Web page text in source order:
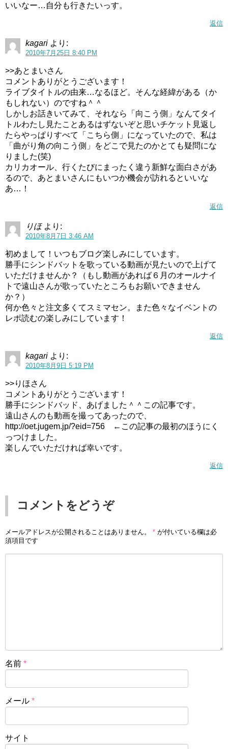
いいなー…自分も行きたいっす。
返信
kagari より:
2010年7月25日 8:40 PM
>>あとまいさん
コメントありがとうございます！
ライブタイトルの由来…なるほど。そんな経緯がある（か
もしれない）のですね＾＾
しかしお話きいてみて、それなら「向こう側」なんてタイ
トルわたし見たことあるはずないぞと思いチケット見返し
たらやっぱりすべて「こちら側」になっていたので、私は
「曲がり角の向こう側」をどこで見たのかとても疑問にな
りました(笑)
カリカオール、行くたびにまったく違う新鮮な面白さがあ
るので、あとまいさんにもいつか機会が訪れるといいな
あ…！
返信
りほ より:
2010年8月7日 3:46 AM
初めまして！いつもブログ楽しみにしています。
勝手にシンドバットを歌っている動画が見たいので上げて
いただけませんか？（もし動画があれば６月のオールナイ
トで遠山さんが歌っていたところもお願いできません
か？）
何か色々と注文多くてスミマセン。また色々なイベントの
レポ読むの楽しみにしています！
返信
kagari より:
2010年8月9日 5:19 PM
>>りほさん
コメントありがとうございます！
勝手にシンドバッド、あげました＾＾この記事です。
遠山さんのも動画を撮ってあったので、
http://oet.jugem.jp/?eid=756 ←この記事の最初のほうにく
っつけました。
楽しんでいただければ幸いです。
返信
コメントをどうぞ
メールアドレスが公開されることはありません。 * が付いている欄は必
須項目です
名前 *
メール *
サイト